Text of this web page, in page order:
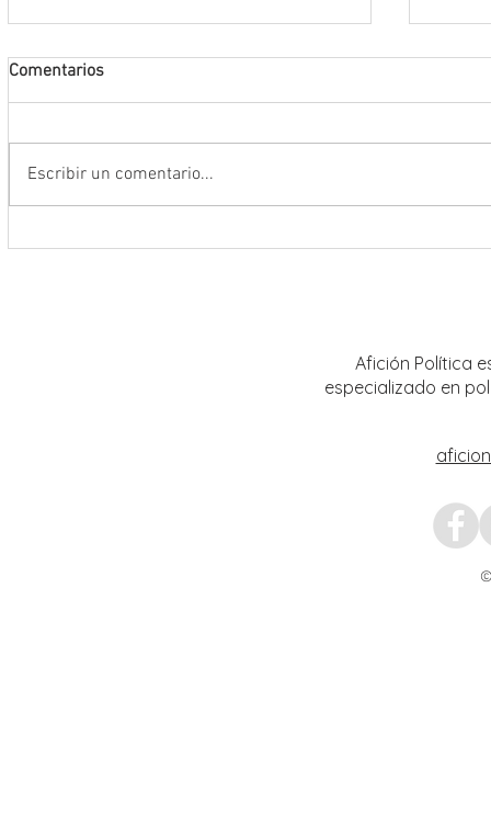
julio
Comentarios
Escribir un comentario...
Afición Política
especializado en